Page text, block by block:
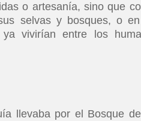
o artesanía, sino que
selvas y bosques, o
vivirían entre los
llevaba por el Bosque